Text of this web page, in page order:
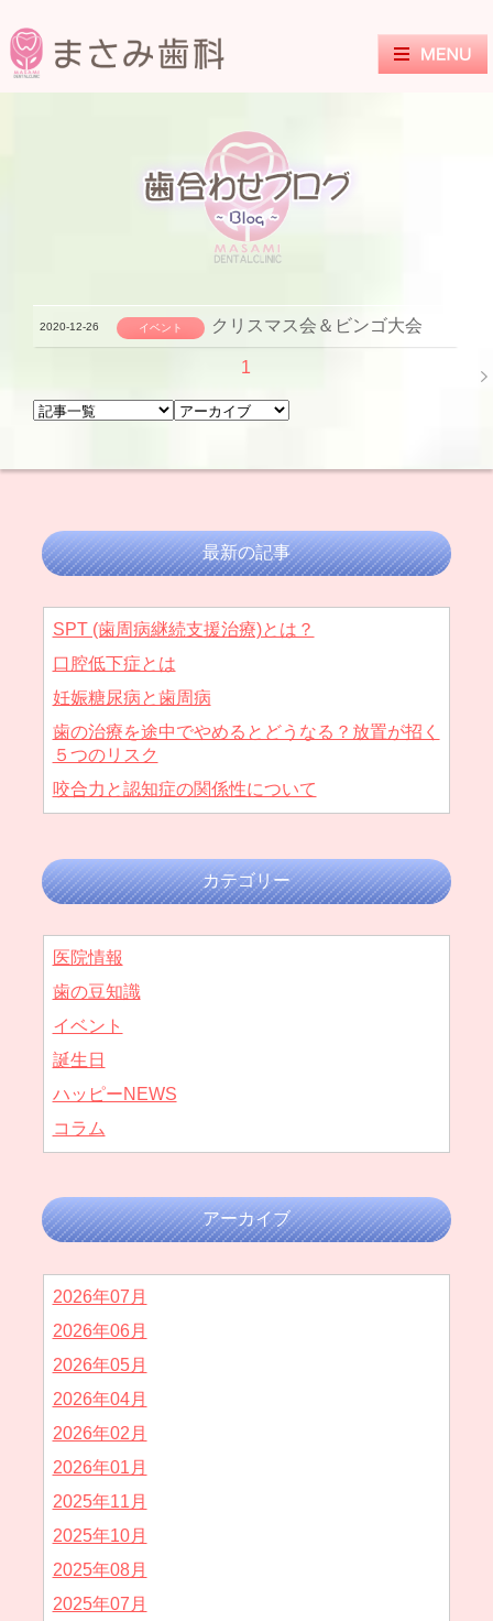
2020-12-26 イベント クリスマス会＆ビンゴ大会
1
最新の記事
SPT (歯周病継続支援治療)とは？
口腔低下症とは
妊娠糖尿病と歯周病
歯の治療を途中でやめるとどうなる？放置が招く
５つのリスク
咬合力と認知症の関係性について
カテゴリー
医院情報
歯の豆知識
イベント
誕生日
ハッピーNEWS
コラム
アーカイブ
2026年07月
2026年06月
2026年05月
2026年04月
2026年02月
2026年01月
2025年11月
2025年10月
2025年08月
2025年07月